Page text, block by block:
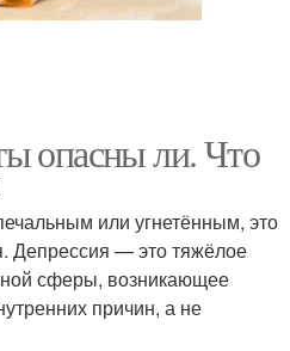
опасны ли. Что
или угнетённым, это
Депрессия — это тяжёлое
сферы, возникающее
причин, а не